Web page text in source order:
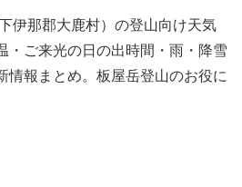
伊那郡大鹿村）の登山向け天気
・ご来光の日の出時間・雨・降雪
情報まとめ。板屋岳登山のお役に